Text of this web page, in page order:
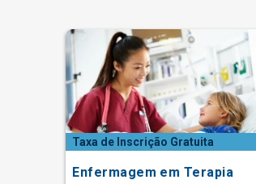
Taxa de Inscrição Gratuita
Enfermagem em Terapia